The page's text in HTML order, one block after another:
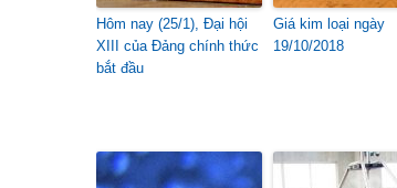
Hôm nay (25/1), Đại hội
XIII của Đảng chính thức
bắt đầu
Giá kim loại ngày
19/10/2018